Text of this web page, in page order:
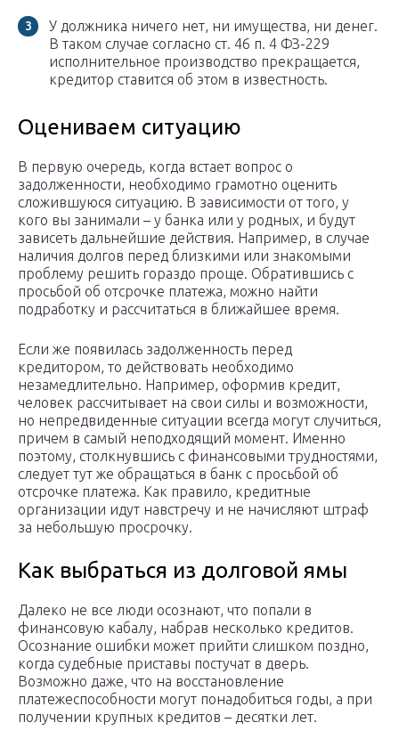
У должника ничего нет, ни имущества, ни денег.
В таком случае согласно ст. 46 п. 4 ФЗ-229
исполнительное производство прекращается,
кредитор ставится об этом в известность.
Оцениваем ситуацию
В первую очередь, когда встает вопрос о
задолженности, необходимо грамотно оценить
сложившуюся ситуацию. В зависимости от того, у
кого вы занимали – у банка или у родных, и будут
зависеть дальнейшие действия. Например, в случае
наличия долгов перед близкими или знакомыми
проблему решить гораздо проще. Обратившись с
просьбой об отсрочке платежа, можно найти
подработку и рассчитаться в ближайшее время.
Если же появилась задолженность перед
кредитором, то действовать необходимо
незамедлительно. Например, оформив кредит,
человек рассчитывает на свои силы и возможности,
но непредвиденные ситуации всегда могут случиться,
причем в самый неподходящий момент. Именно
поэтому, столкнувшись с финансовыми трудностями,
следует тут же обращаться в банк с просьбой об
отсрочке платежа. Как правило, кредитные
организации идут навстречу и не начисляют штраф
за небольшую просрочку.
Как выбраться из долговой ямы
Далеко не все люди осознают, что попали в
финансовую кабалу, набрав несколько кредитов.
Осознание ошибки может прийти слишком поздно,
когда судебные приставы постучат в дверь.
Возможно даже, что на восстановление
платежеспособности могут понадобиться годы, а при
получении крупных кредитов – десятки лет.